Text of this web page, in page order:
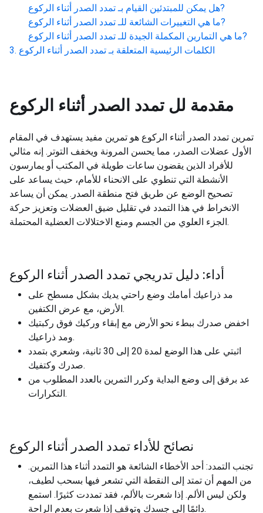
هل يمكن للمبتدئين القيام بـ تمدد الصدر أثناء الركوع
?
ما هي التغييرات الشائعة للـ تمدد الصدر أثناء الركوع
?
ما هي التمارين المكملة الجيدة للـ تمدد الصدر أثناء الركوع
?
الكلمات الرئيسية المتعلقة بـ تمدد الصدر أثناء الركوع
مقدمة لل تمدد الصدر أثناء الركوع
تمرين تمدد الصدر أثناء الركوع هو تمرين مفيد يستهدف في المقام
الأول عضلات الصدر، مما يحسن المرونة ويخفف التوتر. إنه مثالي
للأفراد الذين يقضون ساعات طويلة في المكتب أو يمارسون
الأنشطة التي تنطوي على الانحناء للأمام، حيث يساعد على
تصحيح الوضع عن طريق فتح منطقة الصدر. يمكن أن يساعد
الانخراط في هذا التمدد في تقليل ضيق العضلات وتعزيز حركة
الجزء العلوي من الجسم ومنع الاختلالات العضلية المحتملة.
أداء: دليل تدريجي تمدد الصدر أثناء الركوع
مد ذراعيك أمامك وضع راحتي يديك بشكل مسطح على
الأرض، مع عرض الكتفين.
اخفض صدرك ببطء نحو الأرض مع إبقاء وركيك فوق ركبتيك
ومد ذراعيك.
اثبتي على هذا الوضع لمدة 20 إلى 30 ثانية، وشعري بتمدد
صدرك وكتفيك.
عد برفق إلى وضع البداية وكرر التمرين بالعدد المطلوب من
التكرارات.
نصائح للأداء تمدد الصدر أثناء الركوع
تجنب التمدد: أحد الأخطاء الشائعة هو التمدد أثناء هذا التمرين.
من المهم أن تمتد إلى النقطة التي تشعر فيها بسحب لطيف،
ولكن ليس الألم. إذا شعرت بالألم، فقد تمددت كثيرًا. استمع
دائمًا إلى جسدك وتوقف إذا شعرت بعدم الراحة.